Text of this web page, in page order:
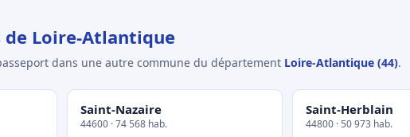
Loire-Atlantique
dans une autre commune du département Loire-Atlantique (44).
Saint-Nazaire
44600 · 74 568 hab.
Saint-Herblain
44800 · 50 973 hab.